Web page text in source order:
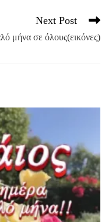
Next Post
μήνα σε όλους(εικόνες)